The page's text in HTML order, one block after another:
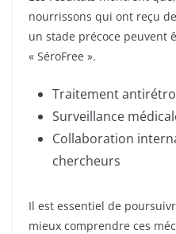
nourrissons qui ont reçu
un stade précoce peuvent
« SéroFree ».
Traitement
Surveillance
Collaboration
chercheurs
Il est essentiel de
mieux comprendre ces